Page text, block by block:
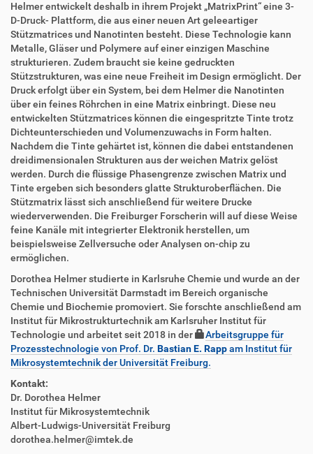
Helmer entwickelt deshalb in ihrem Projekt „MatrixPrint“ eine 3-
D-Druck- Plattform, die aus einer neuen Art geleeartiger
Stützmatrices und Nanotinten besteht. Diese Technologie kann
Metalle, Gläser und Polymere auf einer einzigen Maschine
strukturieren. Zudem braucht sie keine gedruckten
Stützstrukturen, was eine neue Freiheit im Design ermöglicht. Der
Druck erfolgt über ein System, bei dem Helmer die Nanotinten
über ein feines Röhrchen in eine Matrix einbringt. Diese neu
entwickelten Stützmatrices können die eingespritzte Tinte trotz
Dichteunterschieden und Volumenzuwachs in Form halten.
Nachdem die Tinte gehärtet ist, können die dabei entstandenen
dreidimensionalen Strukturen aus der weichen Matrix gelöst
werden. Durch die flüssige Phasengrenze zwischen Matrix und
Tinte ergeben sich besonders glatte Strukturoberflächen. Die
Stützmatrix lässt sich anschließend für weitere Drucke
wiederverwenden. Die Freiburger Forscherin will auf diese Weise
feine Kanäle mit integrierter Elektronik herstellen, um
beispielsweise Zellversuche oder Analysen on-chip zu
ermöglichen.
Dorothea Helmer studierte in Karlsruhe Chemie und wurde an der
Technischen Universität Darmstadt im Bereich organische
Chemie und Biochemie promoviert. Sie forschte anschließend am
Institut für Mikrostrukturtechnik am Karlsruher Institut für
Technologie und arbeitet seit 2018 in der
Arbeitsgruppe für
Prozesstechnologie von Prof. Dr. Bastian E. Rappam Institut für
Mikrosystemtechnik der Universität Freiburg.
Kontakt:
Dr. Dorothea Helmer
Institut für Mikrosystemtechnik
Albert-Ludwigs-Universität Freiburg
dorothea.helmer@imtek.de